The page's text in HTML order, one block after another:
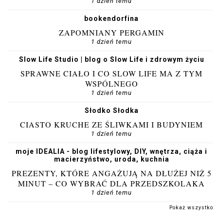
bookendorfina
ZAPOMNIANY PERGAMIN
1 dzień temu
Slow Life Studio | blog o Slow Life i zdrowym życiu
SPRAWNE CIAŁO I CO SLOW LIFE MA Z TYM
WSPÓLNEGO
1 dzień temu
Słodko Słodka
CIASTO KRUCHE ZE ŚLIWKAMI I BUDYNIEM
1 dzień temu
moje IDEALIA - blog lifestylowy, DIY, wnętrza, ciąża i
macierzyństwo, uroda, kuchnia
PREZENTY, KTÓRE ANGAŻUJĄ NA DŁUŻEJ NIŻ 5
MINUT – CO WYBRAĆ DLA PRZEDSZKOLAKA
1 dzień temu
Pokaż wszystko